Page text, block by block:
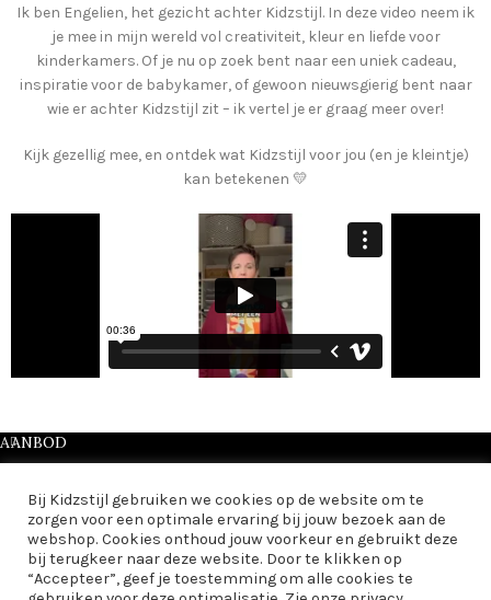
Ik ben Engelien, het gezicht achter Kidzstijl. In deze video neem ik
je mee in mijn wereld vol creativiteit, kleur en liefde voor
kinderkamers. Of je nu op zoek bent naar een uniek cadeau,
inspiratie voor de babykamer, of gewoon nieuwsgierig bent naar
wie er achter Kidzstijl zit – ik vertel je er graag meer over!
Kijk gezellig mee, en ontdek wat Kidzstijl voor jou (en je kleintje)
kan betekenen 💛
AANBOD
EXTRA
KIDZSTIJL 2024
Bij Kidzstijl gebruiken we cookies op de website om te
zorgen voor een optimale ervaring bij jouw bezoek aan de
webshop. Cookies onthoud jouw voorkeur en gebruikt deze
bij terugkeer naar deze website. Door te klikken op
“Accepteer”, geef je toestemming om alle cookies te